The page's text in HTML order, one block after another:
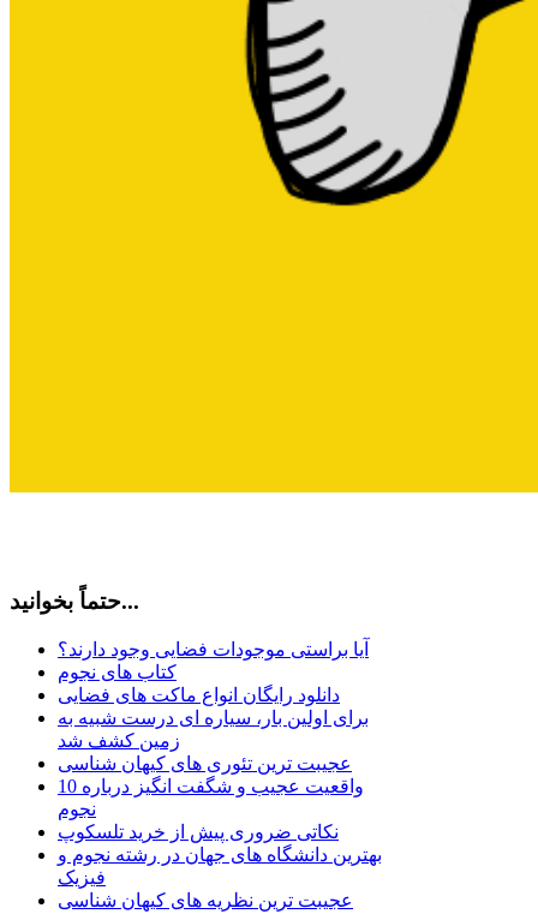
حتماً بخوانید...
آیا براستی موجودات فضایی وجود دارند؟
کتاب های نجوم
دانلود رایگان انواع ماکت های فضایی
برای اولین بار، سیاره ای درست شبیه به
زمین کشف شد
عجیبت ترین تئوری های کیهان شناسی
10 واقعیت عجیب و شگفت انگیز درباره
نجوم
نکاتی ضروری پیش از خرید تلسکوپ
بهترین دانشگاه های جهان در رشته نجوم و
فیزیک
عجیبت ترین نظریه های کیهان شناسی